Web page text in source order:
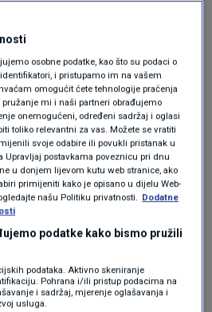
predao zahtjev za
2022., ali još nije dobio
članstvo u NATO-u stvar
rekao je
da bi pozivnica ponuđena
predsjedniku
osobne podatke, kao što su podaci o
i pristupamo im na vašem
omogućit ćete tehnologije praćenja
mi i naši partneri obrađujemo
onemogućeni, određeni sadržaj i oglasi
toliko relevantni za vas. Možete se vratiti
svoje odabire ili povukli pristanak u
postavkama poveznicu pri dnu
u donjem lijevom kutu web stranice, ako
primijeniti kako je opisano u dijelu Web-
našu Politiku privatnosti. Dodatne
podatke kako bismo pružili
podataka. Aktivno skeniranje
Pohrana i/ili pristup podacima na
i sadržaj, mjerenje oglašavanja i
usluga.